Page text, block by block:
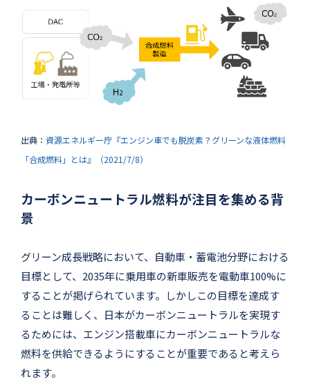
出典： 資源エネルギー庁『エンジン車でも脱炭素？グリーンな液体燃料
「合成燃料」とは』（2021/7/8）
カーボンニュートラル燃料が注目を集める背
景
グリーン成長戦略において、自動車・蓄電池分野における
目標として、2035年に乗用車の新車販売を電動車100%に
することが掲げられています。しかしこの目標を達成す
ることは難しく、日本がカーボンニュートラルを実現す
るためには、エンジン搭載車にカーボンニュートラルな
燃料を供給できるようにすることが重要であると考えら
れます。